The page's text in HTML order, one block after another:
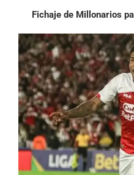
Fichaje de Millonarios